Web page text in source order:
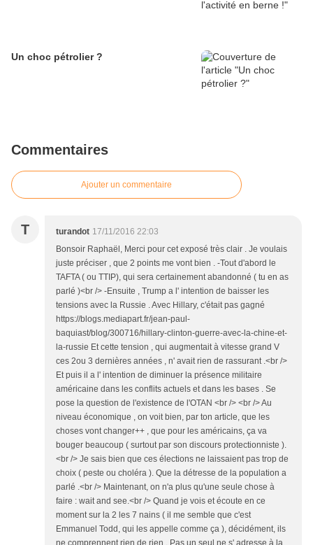
Un choc pétrolier ?
Commentaires
Ajouter un commentaire
T turandot 17/11/2016 22:03
Bonsoir Raphaël, Merci pour cet exposé très clair . Je voulais
juste préciser , que 2 points me vont bien . -Tout d'abord le
TAFTA ( ou TTIP), qui sera certainement abandonné ( tu en as
parlé )<br /> -Ensuite , Trump a l' intention de baisser les
tensions avec la Russie . Avec Hillary, c'était pas gagné
https://blogs.mediapart.fr/jean-paul-
baquiast/blog/300716/hillary-clinton-guerre-avec-la-chine-et-
la-russie Et cette tension , qui augmentait à vitesse grand V
ces 2ou 3 dernières années , n' avait rien de rassurant .<br />
Et puis il a l' intention de diminuer la présence militaire
américaine dans les conflits actuels et dans les bases . Se
pose la question de l'existence de l'OTAN <br /> <br /> Au
niveau économique , on voit bien, par ton article, que les
choses vont changer++ , que pour les américains, ça va
bouger beaucoup ( surtout par son discours protectionniste ).
<br /> Je sais bien que ces élections ne laissaient pas trop de
choix ( peste ou choléra ). Que la détresse de la population a
parlé .<br /> Maintenant, on n'a plus qu'une seule chose à
faire : wait and see.<br /> Quand je vois et écoute en ce
moment sur la 2 les 7 nains ( il me semble que c'est
Emmanuel Todd, qui les appelle comme ça ), décidément, ils
ne comprennent rien de rien . Pas un seul ne s' adresse à la